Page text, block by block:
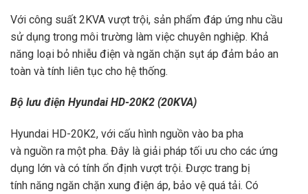
Với công suất 2KVA vượt trội, sản phẩm đáp ứng nhu cầu
sử dụng trong môi trường làm việc chuyên nghiệp. Khả
năng loại bỏ nhiễu điện và ngăn chặn sụt áp đảm bảo an
toàn và tính liên tục cho hệ thống.
Bộ lưu điện Hyundai HD-20K2 (20KVA)
Hyundai HD-20K2, với cấu hình nguồn vào ba pha
và nguồn ra một pha. Đây là giải pháp tối ưu cho các ứng
dụng lớn và có tính ổn định vượt trội. Được trang bị
tính năng ngăn chặn xung điện áp, bảo vệ quá tải. Có